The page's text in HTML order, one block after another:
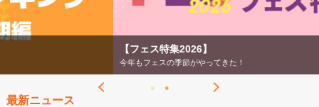
今年もフェスの季節がやってきた！
最新ニュース